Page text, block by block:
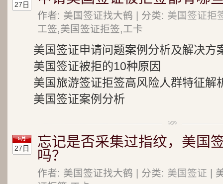
27日
作者: 美国签证找大鹤 | 分类: 美国签证拒
工签,美国签证拒签,工卡
美国签证申请问题案例分析及解决方
美国签证被拒的10种原因
美国旅游签证拒签高风险人群特征解
美国签证案例分析
5月
27日
忘记是否采集过指纹，美国
吗？
作者: 美国签证找大鹤 | 分类: 美国签证 |